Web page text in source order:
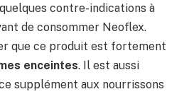
contre-indications à
de consommer Neoflex.
que ce produit est fortement
enceintes. Il est aussi
supplément aux nourrissons